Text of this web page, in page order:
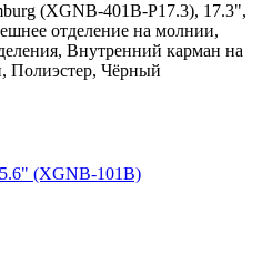
(XGNB-401B-P17.3), 17.3",
отделение на молнии,
Внутренний карман на
Полиэстер, Чёрный
(XGNB-101B)